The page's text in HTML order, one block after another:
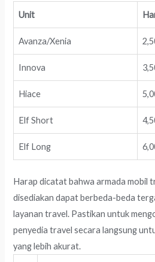
Unit
Avanza/Xenia
Innova
Hiace
Elf Short
Elf Long
Harap dicatat bahwa armada mobil
disediakan dapat berbeda-beda
layanan travel. Pastikan untuk
penyedia travel secara langsung
yang lebih akurat.